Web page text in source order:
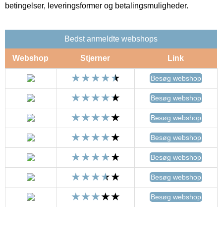
betingelser, leveringsformer og betalingsmuligheder.
Bedst anmeldte webshops
Webshop Stjerner Link
Besøg webshop
Besøg webshop
Besøg webshop
Besøg webshop
Besøg webshop
Besøg webshop
Besøg webshop